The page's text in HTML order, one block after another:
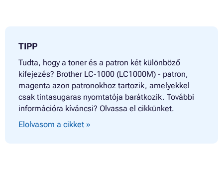
TIPP
Tudta, hogy a toner és a patron két különböző
kifejezés? Brother LC-1000 (LC1000M) - patron,
magenta azon patronokhoz tartozik, amelyekkel
csak tintasugaras nyomtatója barátkozik. További
információra kíváncsi? Olvassa el cikkünket.
Elolvasom a cikket »